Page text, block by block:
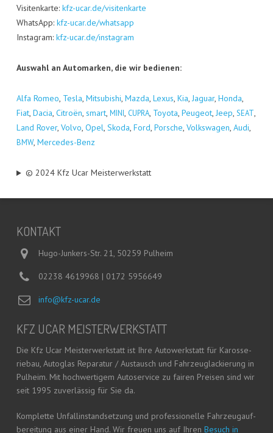
Visi­ten­kar­te: kfz-ucar.de/visitenkarte
Whats­App: kfz-ucar.de/whatsapp
Insta­gram: kfz-ucar.de/instagram
Aus­wahl an Auto­mar­ken, die wir bedienen:
Alfa Romeo, Tes­la, Mitsu­bi­shi, Maz­da, Lexus, Kia, Jagu­ar, Hon­da,
Fiat, Dacia, Citro­ën, smart, MINI, CUPRA, Toyo­ta, Peu­geot, Jeep, SEAT,
Land Rover, Vol­vo, Opel, Sko­da, Ford, Por­sche, Volks­wa­gen, Audi,
BMW, Mer­ce­des-Benz
© 2024 Kfz Ucar Meisterwerkstatt
KON­TAKT
Hugo-Junkers-Str. 21, 50259 Pulheim
02238 4619968 | 0172 5956649
info@kfz-ucar.de
KFZ UCAR MEISTERWERKSTATT
Die Kfz Ucar Meis­ter­werk­statt ist Ihre Auto­werk­statt für Karos­se­
rie­bau, Auto­glas Repa­ra­tur / Aus­tausch und Fahr­zeug­la­ckie­rung in
Pul­heim. Mit hoch­wer­ti­gem Auto­ser­vice zu fai­ren Prei­sen sind wir
seit 1995 zuver­läs­sig für Sie da.
Kom­plet­te Unfall­in­stand­set­zung und pro­fes­sio­nel­le Fahr­zeug­auf­
be­rei­tung aus einer Hand. Wir freu­en uns auf Ihren Besuch in